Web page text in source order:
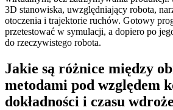
3D stanowiska, uwzględniający robota,
otoczenia i trajektorie ruchów. Gotowy
przetestować w symulacji, a dopiero po
do rzeczywistego robota.
Jakie są różnice między
metodami pod względem
dokładności i czasu